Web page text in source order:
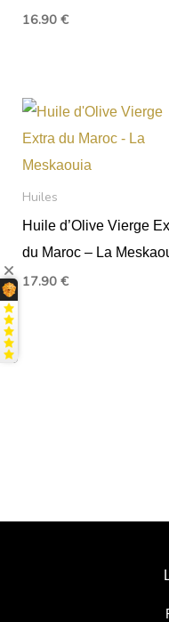
16.90€
Huiles
Huile d’Olive Vierge
du Maroc – La
17.90€